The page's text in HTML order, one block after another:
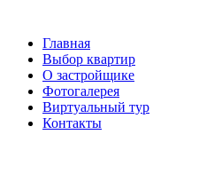
Главная
Выбор квартир
О застройщике
Фотогалерея
Виртуальный тур
Контакты